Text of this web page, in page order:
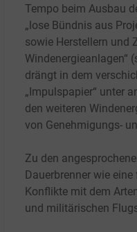
Tempo beim Ausbau
„lose Bündnis aus
sowie Herstellern und
Windenergieanlagen“
drängt in dem
„Impulspapier“ unter
den weiteren
von Genehmigungs-
Zu den
Dauerbrenner wie
Konflikte mit dem
und militärischen